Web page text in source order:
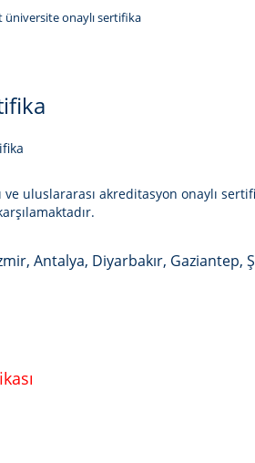
onaylı sertifika
uluslararası akreditasyon onaylı
Antalya, Diyarbakır, Gaziantep,